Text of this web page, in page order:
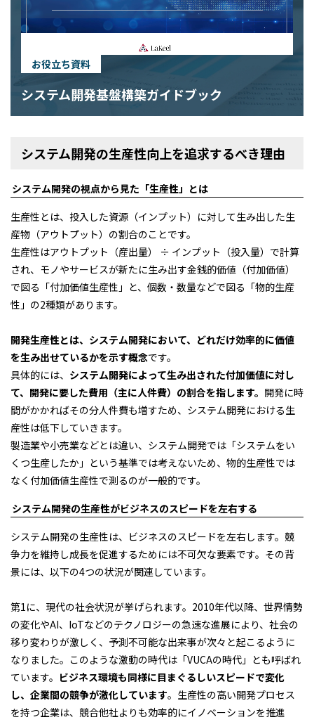
お役立ち資料
システム開発基盤構築ガイドブック
システム開発の生産性向上を追求するべき理由
システム開発の視点から見た「生産性」とは
生産性とは、投入した資源（インプット）に対して生み出した生
産物（アウトプット）の割合のことです。
生産性はアウトプット（産出量） ÷ インプット（投入量）で計算
され、モノやサービスが新たに生み出す金銭的価値（付加価値）
で図る「付加価値生産性」と、個数・数量などで図る「物的生産
性」の2種類があります。
開発生産性とは、システム開発において、どれだけ効率的に価値
を生み出せているかを示す概念です。
具体的には、 システム開発によって生み出された付加価値に対し
て、開発に要した費用（主に人件費）の割合を指します。 開発に時
間がかかればその分人件費も増すため、システム開発における生
産性は低下していきます。
製造業や小売業などとは違い、システム開発では「システムをい
くつ生産したか」という基準では考えないため、物的生産性では
なく付加価値生産性で測るのが一般的です。
システム開発の生産性がビジネスのスピードを左右する
システム開発の生産性は、ビジネスのスピードを左右します。競
争力を維持し成長を促進するためには不可欠な要素です。その背
景には、以下の4つの状況が関連しています。
第1に、現代の社会状況が挙げられます。2010年代以降、世界情勢
の変化やAI、IoTなどのテクノロジーの急速な進展により、社会の
移り変わりが激しく、予測不可能な出来事が次々と起こるように
なりました。このような激動の時代は「VUCAの時代」とも呼ばれ
ています。 ビジネス環境も同様に目まぐるしいスピードで変化
し、企業間の競争が激化しています。生産性の高い開発プロセス
を持つ企業は、競合他社よりも効率的にイノベーションを推進